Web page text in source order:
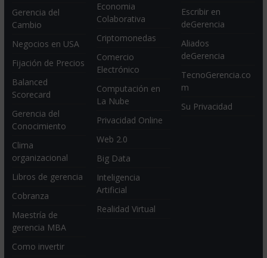
Gerencia del
Cambio
Negocios en USA
Fijación de Precios
Balanced
Scorecard
Gerencia del
Conocimiento
Clima
organizacional
Libros de gerencia
Cobranza
Maestría de
gerencia MBA
Como invertir
Economia
Colaborativa
Criptomonedas
Comercio
Electrónico
Computación en
La Nube
Privacidad Online
Web 2.0
Big Data
Inteligencia
Artificial
Realidad Virtual
Escribir en
deGerencia
Aliados
deGerencia
TecnoGerencia.co
m
Su Privacidad